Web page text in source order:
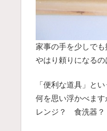
家事の手を少しでも
やはり頼りになるの
「便利な道具」とい
何を思い浮かべます
レンジ？ 食洗器？